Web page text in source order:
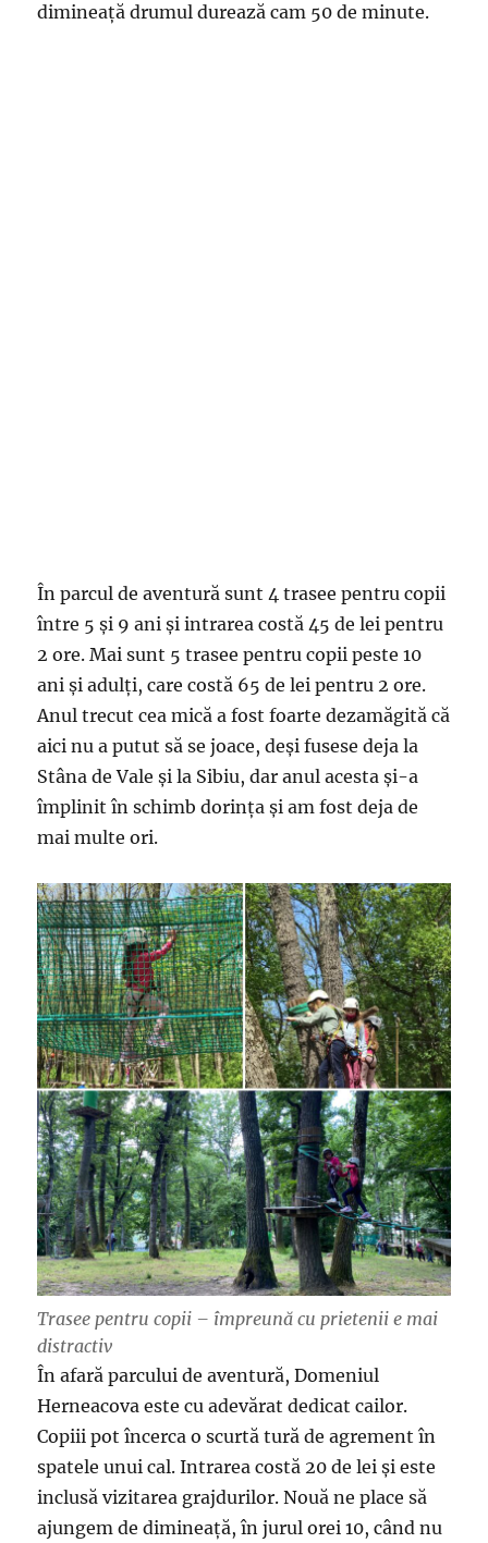
dimineață drumul durează cam 50 de minute.
În parcul de aventură sunt 4 trasee pentru copii
între 5 și 9 ani și intrarea costă 45 de lei pentru
2 ore. Mai sunt 5 trasee pentru copii peste 10
ani și adulți, care costă 65 de lei pentru 2 ore.
Anul trecut cea mică a fost foarte dezamăgită că
aici nu a putut să se joace, deși fusese deja la
Stâna de Vale și la Sibiu, dar anul acesta și-a
împlinit în schimb dorința și am fost deja de
mai multe ori.
Trasee pentru copii – împreună cu prietenii e mai
distractiv
În afară parcului de aventură, Domeniul
Herneacova este cu adevărat dedicat cailor.
Copiii pot încerca o scurtă tură de agrement în
spatele unui cal. Intrarea costă 20 de lei și este
inclusă vizitarea grajdurilor. Nouă ne place să
ajungem de dimineață, în jurul orei 10, când nu